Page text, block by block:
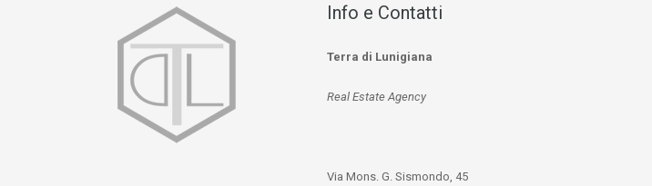
Info e Contatti
Terra di Lunigiana
Real Estate Agency
Via Mons. G. Sismondo, 45